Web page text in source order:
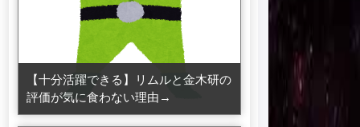
【十分活躍できる】リムルと金木研の
評価が気に食わない理由→